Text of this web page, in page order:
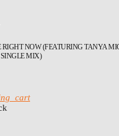
RIGHT NOW (FEATURING TANYA
MIX)